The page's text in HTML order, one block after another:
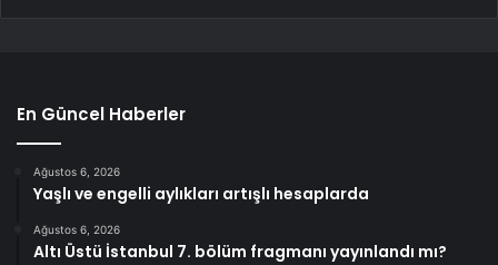
En Güncel Haberler
Ağustos 6, 2026
Yaşlı ve engelli aylıkları artışlı hesaplarda
Ağustos 6, 2026
Altı Üstü İstanbul 7. bölüm fragmanı yayınlandı mı?